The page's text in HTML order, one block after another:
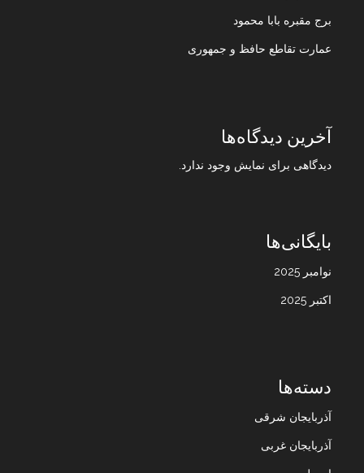
برج مقبره بابا محمود
عمارت تقاطع حافظ و جمهوری
آخرین دیدگاه‌ها
دیدگاهی برای نمایش وجود ندارد.
بایگانی‌ها
نوامبر 2025
اکتبر 2025
دسته‌ها
آذربایجان شرقی
آذربایجان غربی